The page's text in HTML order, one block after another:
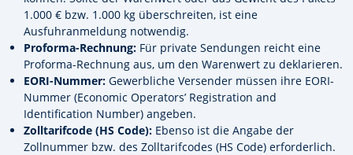
1.000 € bzw. 1.000 kg überschreiten, ist eine
Ausfuhranmeldung notwendig.
Proforma-Rechnung: Für private Sendungen reicht eine
Proforma-Rechnung aus, um den Warenwert zu deklarieren.
EORI-Nummer: Gewerbliche Versender müssen ihre EORI-
Nummer (Economic Operators’ Registration and
Identification Number) angeben.
Zolltarifcode (HS Code): Ebenso ist die Angabe der
Zollnummer bzw. des Zolltarifcodes (HS Code) erforderlich.